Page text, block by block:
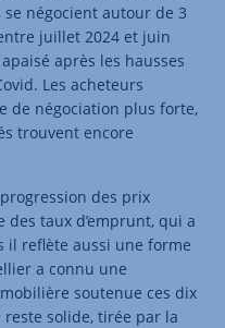
se négocient autour de 3
juillet 2024 et juin
après les hausses
Les acheteurs
de négociation plus forte,
trouvent encore
des prix
des taux d’emprunt, qui a
il reflète aussi une forme
a connu une
soutenue ces dix
solide, tirée par la